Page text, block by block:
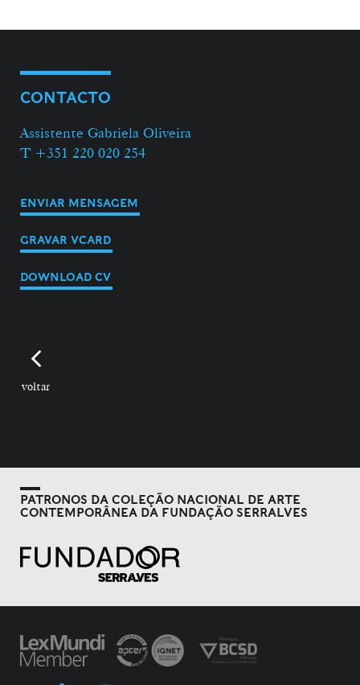
CONTACTO
Assistente Gabriela Oliveira
T +351 220 020 254
ENVIAR MENSAGEM
GRAVAR VCARD
DOWNLOAD CV
voltar
PATRONOS DA COLEÇÃO NACIONAL DE ARTE
CONTEMPORÂNEA DA FUNDAÇÃO SERRALVES